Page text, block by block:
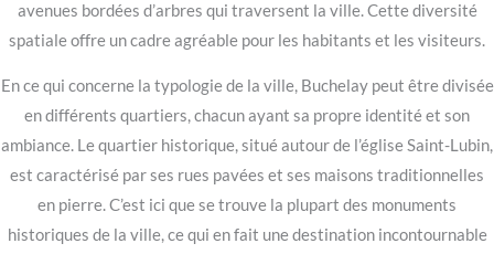
avenues bordées d’arbres qui traversent la ville. Cette diversité
spatiale offre un cadre agréable pour les habitants et les visiteurs.
En ce qui concerne la typologie de la ville, Buchelay peut être divisée
en différents quartiers, chacun ayant sa propre identité et son
ambiance. Le quartier historique, situé autour de l’église Saint-Lubin,
est caractérisé par ses rues pavées et ses maisons traditionnelles
en pierre. C’est ici que se trouve la plupart des monuments
historiques de la ville, ce qui en fait une destination incontournable